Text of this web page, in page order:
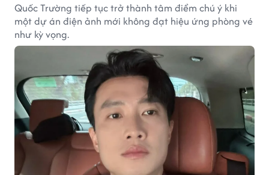
Quốc Trường tiếp tục trở thành tâm điểm chú ý khi
một dự án điện ảnh mới không đạt hiệu ứng phòng vé
như kỳ vọng.